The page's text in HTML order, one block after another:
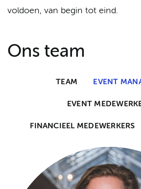
voldoen, van begin tot eind.
Ons team
TEAM EVENT
EVENT
FINANCIEEL MEDEWERKERS